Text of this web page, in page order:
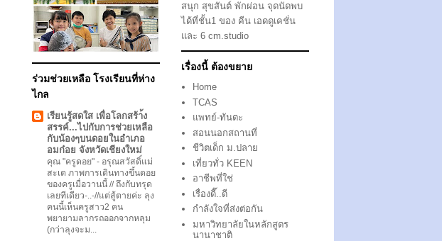
ร่วมช่วยเหลือ โรงเรียนที่ห่าง
ไกล
เรียนรู้สดใส เพื่อโลกสร้า้ง
สรรค์...ไปกับการช่วยเหลือ
กับน้องๆบนดอยในอำเภอ
อมก๋อย จังหวัดเชียงใหม่
คุณ "ครูดอย" - อรุณสวัสดิ์แม่
สะเต ภาพการเดินทางขึ้นดอย
ของครูเมื่อวานนี้ // ถึงกับทรุด
เลยทีเดียว-..-//แต่สู้ตายค่ะ ลุง
คนนี้เห็นครูสาว2 คน
พยายามลากรถออกจากหลุม
(กว่าลุงจะม...
สนุก สุขสันต์ พักผ่อน จุดนัดพบ
ได้ที่ชั้น1 ของ คีน เอดดูเคชั่น
และ 6 cm.studio
เรื่องนี้ ต้องขยาย
Home
TCAS
แพทย์-ทันตะ
สอนนอกสถานที่
ชีวิตเด็ก ม.ปลาย
เที่ยวทั่ว KEEN
อาชีพที่ใช่
เรื่องดี๊..ดี
กำลังใจที่ส่งต่อกัน
มหาวิทยาลัยในหลักสูตร
นานาชาติ